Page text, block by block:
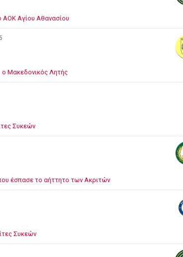
ΑΟΚ Αγίου Αθανασίου
ο Μακεδονικός Λητής
Συκεών
έσπασε το αήττητο των Ακριτών
Συκεών